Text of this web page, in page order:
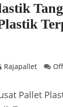
Rajapallet Off
Pallet